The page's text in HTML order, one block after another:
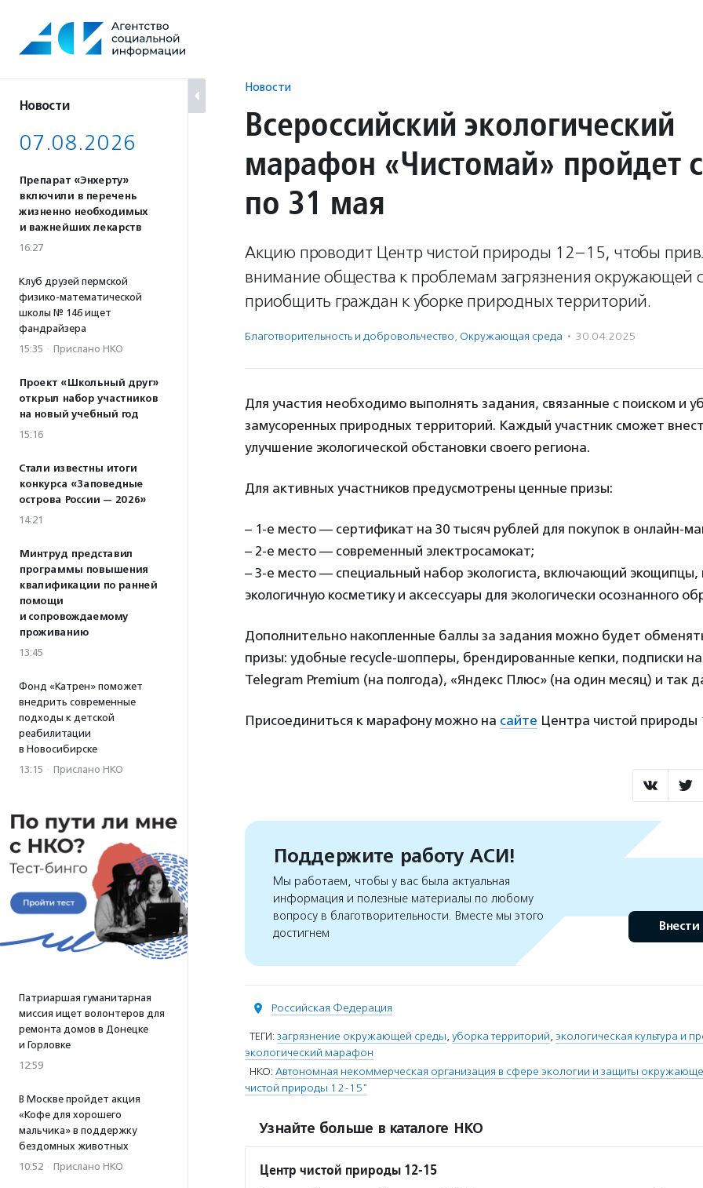
содержанию
Новости
07.08.2026
Препарат «Энхерту»
включили в перечень
жизненно необходимых
и важнейших лекарств
16:27
Клуб друзей пермской
физико-математической
школы № 146 ищет
фандрайзера
15:35 · Прислано НКО
Проект «Школьный друг»
открыл набор участников
на новый учебный год
15:16
Стали известны итоги
конкурса «Заповедные
острова России — 2026»
14:21
Минтруд представил
программы повышения
квалификации по ранней
помощи
и сопровождаемому
проживанию
13:45
Фонд «Катрен» поможет
внедрить современные
подходы к детской
реабилитации
в Новосибирске
13:15 · Прислано НКО
Патриаршая гуманитарная
миссия ищет волонтеров для
ремонта домов в Донецке
и Горловке
12:59
В Москве пройдет акция
«Кофе для хорошего
мальчика» в поддержку
бездомных животных
10:52 · Прислано НКО
Новости
Всероссийский экологический
марафон «Чистомай» пройдет
по 31 мая
Акцию проводит Центр чистой природы 12–15, чтобы
внимание общества к проблемам загрязнения окружающей
приобщить граждан к уборке природных территорий.
Благотвори­тель­ность и доброволь­чест­во, Окружающая среда · 30.04.2025
Для участия необходимо выполнять задания, связанные с поиском и
замусоренных природных территорий. Каждый участник сможет
улучшение экологической обстановки своего региона.
Для активных участников предусмотрены ценные призы:
– 1-е место — сертификат на 30 тысяч рублей для покупок в онлайн-
– 2-е место — современный электросамокат;
– 3-е место — специальный набор экологиста, включающий экощипцы,
экологичную косметику и аксессуары для экологически осознанного
Дополнительно накопленные баллы за задания можно будет
призы: удобные recycle-шопперы, брендированные кепки, подписки
Telegram Premium (на полгода), «Яндекс Плюс» (на один месяц) и так
Присоединиться к марафону можно на сайте Центра чистой природы
Поддержите работу АСИ!
Мы работаем, чтобы у вас была актуальная
информация и полезные материалы по любому
вопросу в благотворительности. Вместе мы этого
достигнем
Внести
Российская Федерация
ТЕГИ: загрязнение окружающей среды, уборка территорий, экологическая культура и
экологический марафон
НКО: Автономная некоммерческая организация в сфере экологии и защиты
чистой природы 12-15"
Узнайте больше в каталоге НКО
Центр чистой природы 12-15